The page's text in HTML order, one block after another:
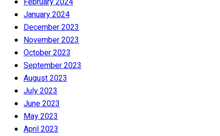
January 2024
December 2023
November 2023
October 2023
September 2023
August 2023
July 2023
June 2023
May 2023
April 2023